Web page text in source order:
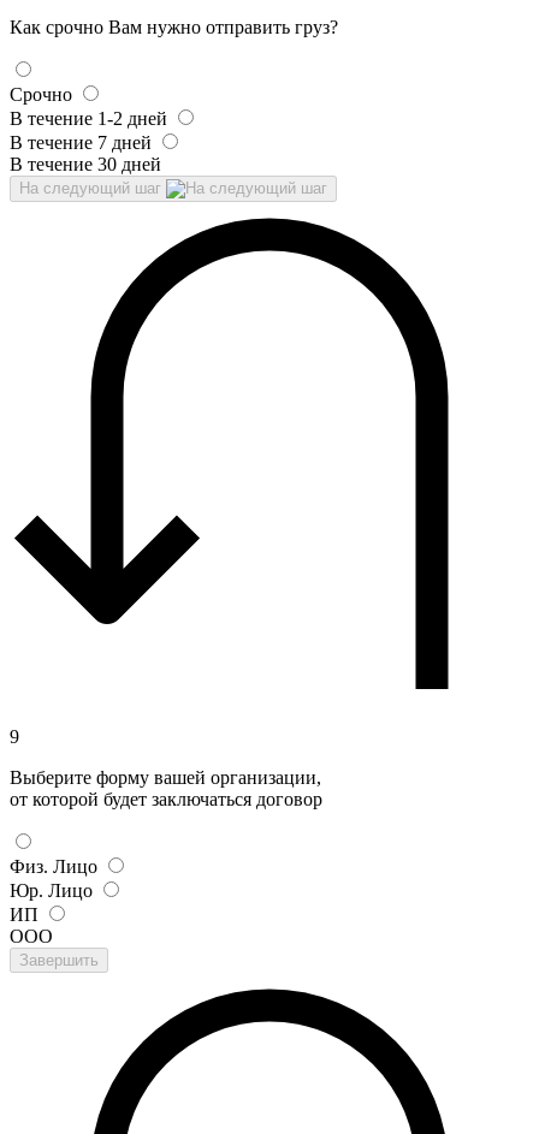
Как срочно Вам нужно отправить груз?
Срочно
В течение 1-2 дней
В течение 7 дней
В течение 30 дней
На следующий шаг
9
Выберите форму вашей организации,
от которой будет заключаться договор
Физ. Лицо
Юр. Лицо
ИП
ООО
Завершить